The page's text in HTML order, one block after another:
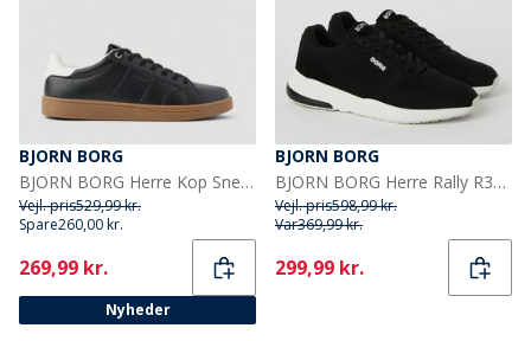
BJORN BORG
BJORN BORG Herre Kop Sneakers Black White
Vejl. pris529,99 kr.
Spare260,00 kr.
Current
269,99 kr.
Nyheder
BJORN BORG
BJORN BORG Herre Rally R3000 Sneakers Sort
Vejl. pris598,99 kr.
Var369,99 kr.
Current
299,99 kr.